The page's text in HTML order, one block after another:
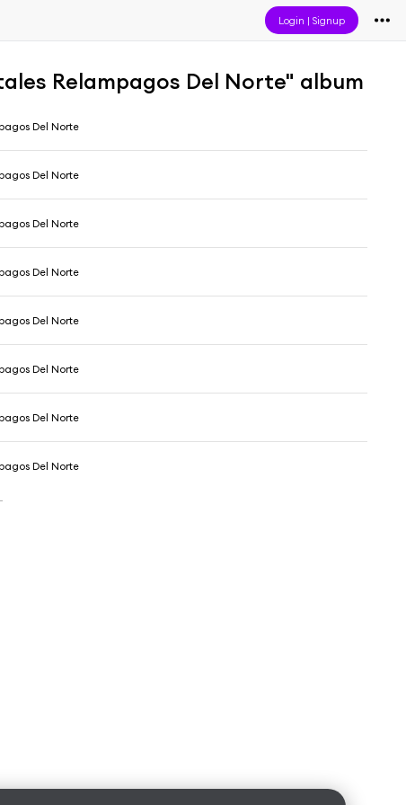
Login |Signup
Relampagos Del Norte" album
Del Norte
Del Norte
Del Norte
Del Norte
Del Norte
Del Norte
Del Norte
Del Norte